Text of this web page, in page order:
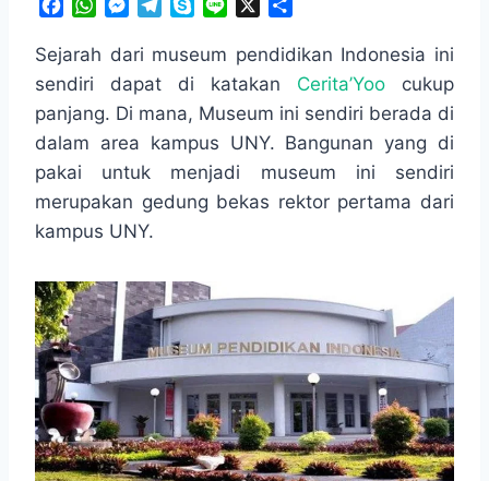
c
e
b
o
o
k
W
a
A
p
p
M
s
s
e
n
g
e
r
l
r
a
m
y
e
e
a
r
e
Sejarah dari museum pendidikan Indonesia ini
sendiri dapat di katakan Cerita’Yoo cukup
panjang. Di mana, Museum ini sendiri berada di
dalam area kampus UNY. Bangunan yang di
pakai untuk menjadi museum ini sendiri
merupakan gedung bekas rektor pertama dari
kampus UNY.